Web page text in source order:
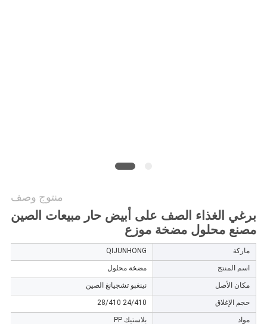
منتوج وصف
برغي الغذاء الصف على أبيض حار مبيعات الصين
مصنع محلول مضخة موزع
ماركة QIJUNHONG
اسم المنتج مضخة محلول
مكان الأصل نينغبو تشجيانغ الصين
حجم الإغلاق 24/410 28/410
مواد بلاستيك PP